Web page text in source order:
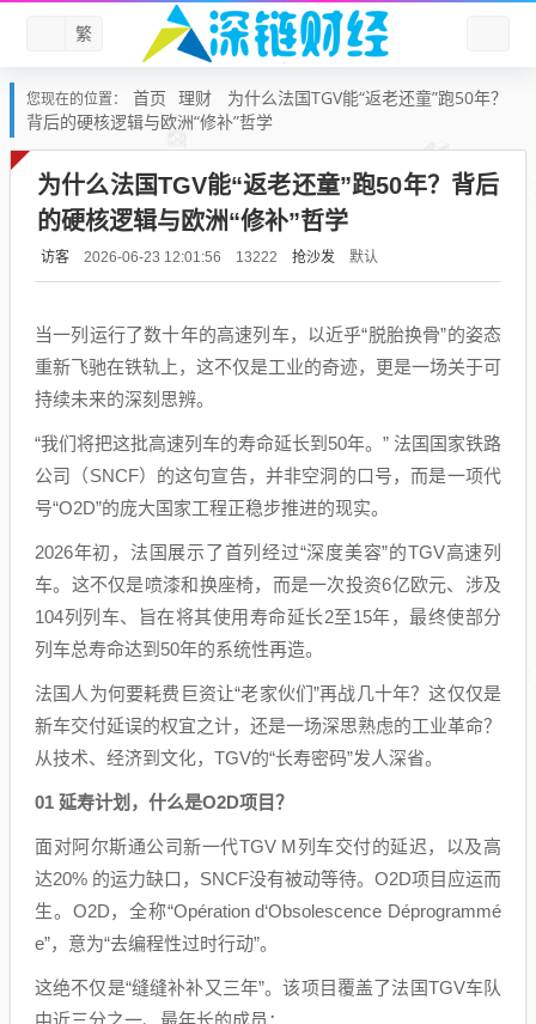
繁
您现在的位置： 首页 理财
为什么法国TGV能“返老还童”跑50年？
背后的硬核逻辑与欧洲“修补”哲学
为什么法国TGV能“返老还童”跑50年？背后
的硬核逻辑与欧洲“修补”哲学
访客 2026-06-23 12:01:56 13222 抢沙发 默认
当一列运行了数十年的高速列车，以近乎“脱胎换骨”的姿态
重新飞驰在铁轨上，这不仅是工业的奇迹，更是一场关于可
持续未来的深刻思辨。
“我们将把这批高速列车的寿命延长到50年。” 法国国家铁路
公司（SNCF）的这句宣告，并非空洞的口号，而是一项代
号“O2D”的庞大国家工程正稳步推进的现实。
2026年初，法国展示了首列经过“深度美容”的TGV高速列
车。这不仅是喷漆和换座椅，而是一次投资6亿欧元、涉及
104列列车、旨在将其使用寿命延长2至15年，最终使部分
列车总寿命达到50年的系统性再造。
法国人为何要耗费巨资让“老家伙们”再战几十年？这仅仅是
新车交付延误的权宜之计，还是一场深思熟虑的工业革命？
从技术、经济到文化，TGV的“长寿密码”发人深省。
01 延寿计划，什么是O2D项目？
面对阿尔斯通公司新一代TGV M列车交付的延迟，以及高
达20% 的运力缺口，SNCF没有被动等待。O2D项目应运而
生。O2D，全称“Opération d‘Obsolescence Déprogrammé
e”，意为“去编程性过时行动”。
这绝不仅是“缝缝补补又三年”。该项目覆盖了法国TGV车队
中近三分之一、最年长的成员：